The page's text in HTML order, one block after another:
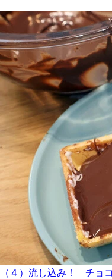
（４）流し込み！ チョ